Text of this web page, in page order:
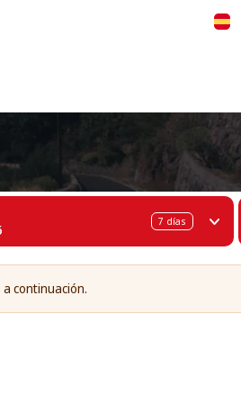
7 días
continuación.